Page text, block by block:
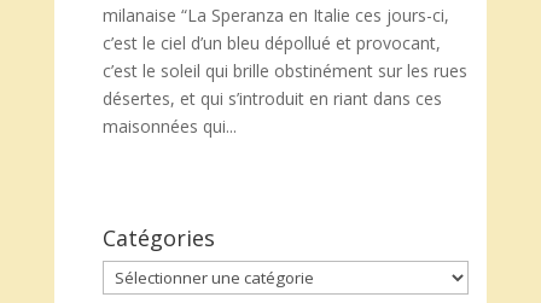
milanaise “La Speranza en Italie ces jours-ci,
c’est le ciel d’un bleu dépollué et provocant,
c’est le soleil qui brille obstinément sur les rues
désertes, et qui s’introduit en riant dans ces
maisonnées qui...
Catégories
Catégories